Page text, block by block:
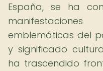
España, se ha
emblemáticas del
y significado
ha trascendido